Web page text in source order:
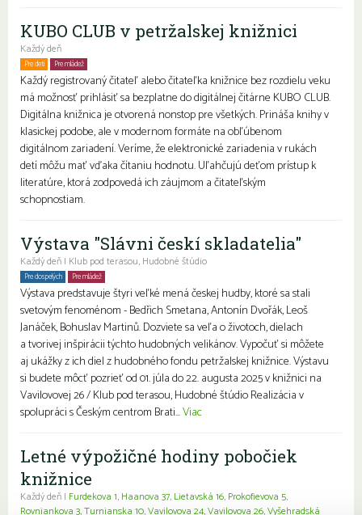
KUBO CLUB v petržalskej knižnici
Každý deň
Pre deti Pre mládež
Každý registrovaný čitateľ alebo čitateľka knižnice bez rozdielu veku
má možnosť prihlásiť sa bezplatne do digitálnej čitárne KUBO CLUB.
Digitálna knižnica je otvorená nonstop pre všetkých. Prináša knihy v
klasickej podobe, ale v modernom formáte na obľúbenom
digitálnom zariadení. Veríme, že elektronické zariadenia v rukách
detí môžu mať vďaka čítaniu hodnotu. Uľahčujú deťom prístup k
literatúre, ktorá zodpovedá ich záujmom a čitateľským
schopnostiam.
Výstava "Slávni českí skladatelia"
Každý deň | Klub pod terasou, Hudobné štúdio
Pre dospelých Pre mládež
Výstava predstavuje štyri veľké mená českej hudby, ktoré sa stali
svetovým fenoménom - Bedřich Smetana, Antonín Dvořák, Leoš
Janáček, Bohuslav Martinů. Dozviete sa veľa o životoch, dielach
a tvorivej inšpirácii týchto hudobných velikánov. Vypočuť si môžete
aj ukážky z ich diel z hudobného fondu petržalskej knižnice. Výstavu
si budete môcť pozrieť od 01. júla do 22. augusta 2025 v knižnici na
Vavilovovej 26 / Klub pod terasou, Hudobné štúdio Realizácia v
spolupráci s Českým centrom Brati...Viac
Letné výpožičné hodiny pobočiek
knižnice
Každý deň | Furdekova 1, Haanova 37, Lietavská 16, Prokofievova 5,